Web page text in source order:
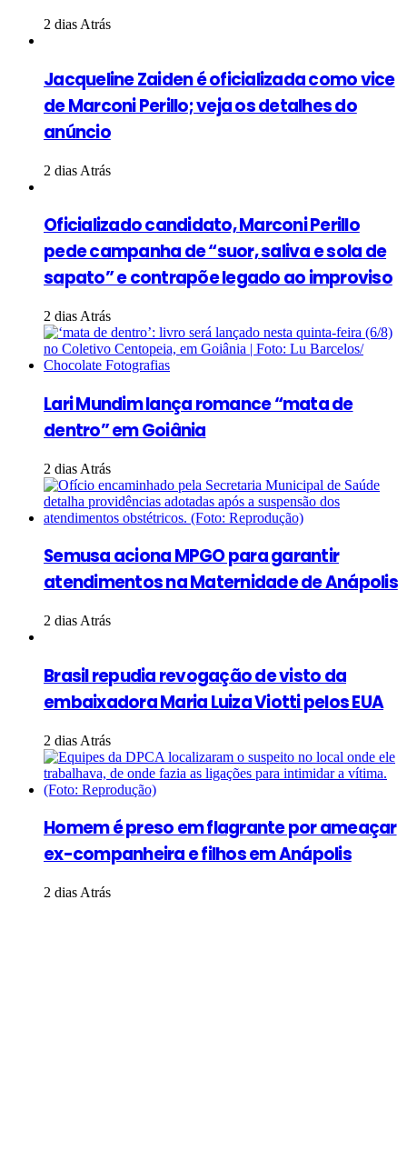
2 dias Atrás
Jacqueline Zaiden é oficializada como vice
de Marconi Perillo; veja os detalhes do
anúncio
2 dias Atrás
Oficializado candidato, Marconi Perillo
pede campanha de “suor, saliva e sola de
sapato” e contrapõe legado ao improviso
2 dias Atrás
Lari Mundim lança romance “mata de
dentro” em Goiânia
2 dias Atrás
Semusa aciona MPGO para garantir
atendimentos na Maternidade de Anápolis
2 dias Atrás
Brasil repudia revogação de visto da
embaixadora Maria Luiza Viotti pelos EUA
2 dias Atrás
Homem é preso em flagrante por ameaçar
ex-companheira e filhos em Anápolis
2 dias Atrás